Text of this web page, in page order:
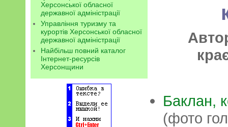
Херсонської обласної
державної адміністрації
Управління туризму та
курортів Херсонської обласної
державної адміністрації
Найбільш повний каталог
Інтернет-ресурсів
Херсонщини
Баклан,
(фото